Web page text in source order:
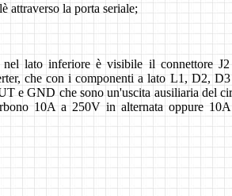
attraverso la porta seriale;
lato inferiore è visibile il connettore
che con i componenti a lato L1, D2,
e GND che sono un'uscita ausiliaria del
10A a 250V in alternata oppure